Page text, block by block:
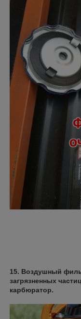
15. Воздушный
загрязненных
карбюратор.